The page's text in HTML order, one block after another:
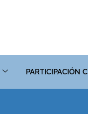
PARTICIPACIÓN